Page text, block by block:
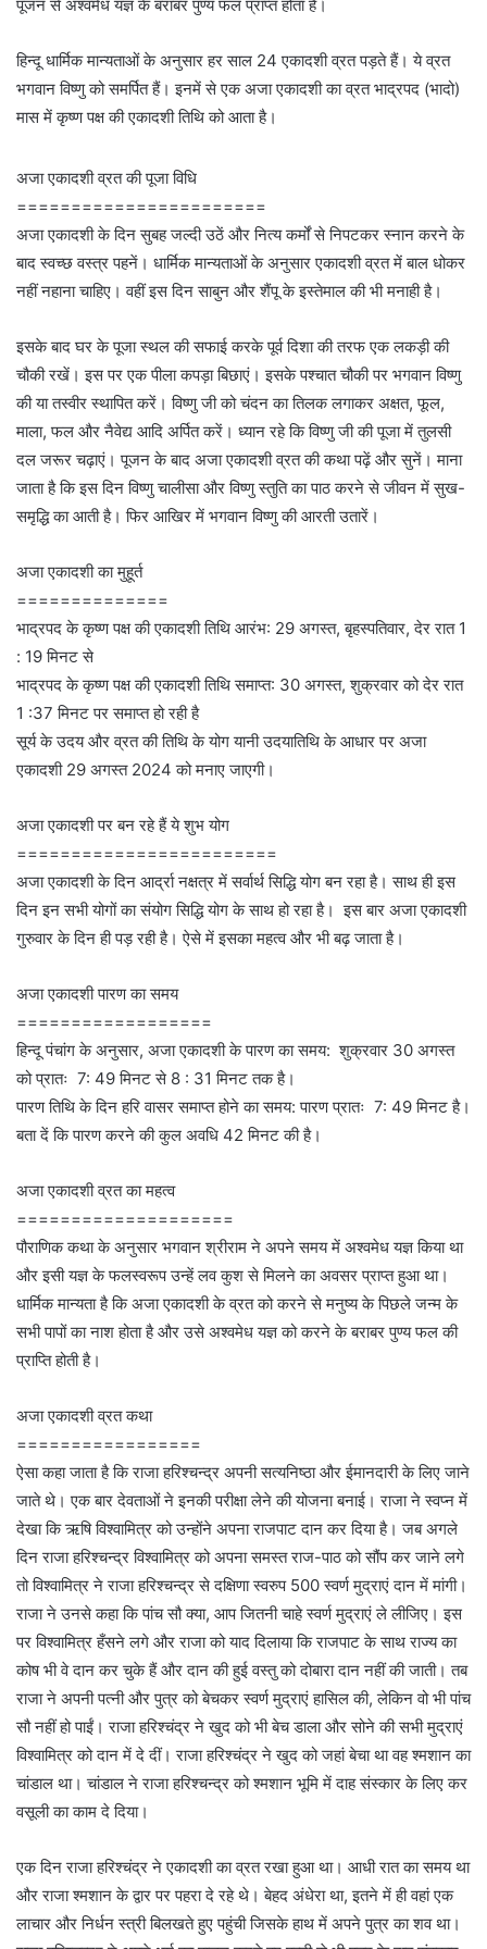
पूजन से अश्वमेध यज्ञ के बराबर पुण्य फल प्राप्त होता है।
हिन्दू धार्मिक मान्यताओं के अनुसार हर साल 24 एकादशी व्रत पड़ते हैं। ये व्रत
भगवान विष्णु को समर्पित हैं। इनमें से एक अजा एकादशी का व्रत भाद्रपद (भादो)
मास में कृष्ण पक्ष की एकादशी तिथि को आता है।
अजा एकादशी व्रत की पूजा विधि
=======================
अजा एकादशी के दिन सुबह जल्दी उठें और नित्य कर्मों से निपटकर स्नान करने के
बाद स्वच्छ वस्त्र पहनें। धार्मिक मान्यताओं के अनुसार एकादशी व्रत में बाल धोकर
नहीं नहाना चाहिए। वहीं इस दिन साबुन और शैंपू के इस्तेमाल की भी मनाही है।
इसके बाद घर के पूजा स्थल की सफाई करके पूर्व दिशा की तरफ एक लकड़ी की
चौकी रखें। इस पर एक पीला कपड़ा बिछाएं। इसके पश्चात चौकी पर भगवान विष्णु
की या तस्वीर स्थापित करें। विष्णु जी को चंदन का तिलक लगाकर अक्षत, फूल,
माला, फल और नैवेद्य आदि अर्पित करें। ध्यान रहे कि विष्णु जी की पूजा में तुलसी
दल जरूर चढ़ाएं। पूजन के बाद अजा एकादशी व्रत की कथा पढ़ें और सुनें। माना
जाता है कि इस दिन विष्णु चालीसा और विष्णु स्तुति का पाठ करने से जीवन में सुख-
समृद्धि का आती है। फिर आखिर में भगवान विष्णु की आरती उतारें।
अजा एकादशी का मुहूर्त
==============
भाद्रपद के कृष्ण पक्ष की एकादशी तिथि आरंभ: 29 अगस्त, बृहस्पतिवार, देर रात 1
: 19 मिनट से
भाद्रपद के कृष्ण पक्ष की एकादशी तिथि समाप्त: 30 अगस्त, शुक्रवार को देर रात
1 :37 मिनट पर समाप्त हो रही है
सूर्य के उदय और व्रत की तिथि के योग यानी उदयातिथि के आधार पर अजा
एकादशी 29 अगस्त 2024 को मनाए जाएगी।
अजा एकादशी पर बन रहे हैं ये शुभ योग
========================
अजा एकादशी के दिन आर्द्रा नक्षत्र में सर्वार्थ सिद्धि योग बन रहा है। साथ ही इस
दिन इन सभी योगों का संयोग सिद्धि योग के साथ हो रहा है। इस बार अजा एकादशी
गुरुवार के दिन ही पड़ रही है। ऐसे में इसका महत्व और भी बढ़ जाता है।
अजा एकादशी पारण का समय
==================
हिन्दू पंचांग के अनुसार, अजा एकादशी के पारण का समय: शुक्रवार 30 अगस्त
को प्रातः 7: 49 मिनट से 8 : 31 मिनट तक है।
पारण तिथि के दिन हरि वासर समाप्त होने का समय: पारण प्रातः 7: 49 मिनट है।
बता दें कि पारण करने की कुल अवधि 42 मिनट की है।
अजा एकादशी व्रत का महत्व
====================
पौराणिक कथा के अनुसार भगवान श्रीराम ने अपने समय में अश्वमेध यज्ञ किया था
और इसी यज्ञ के फलस्वरूप उन्हें लव कुश से मिलने का अवसर प्राप्त हुआ था।
धार्मिक मान्यता है कि अजा एकादशी के व्रत को करने से मनुष्य के पिछले जन्म के
सभी पापों का नाश होता है और उसे अश्वमेध यज्ञ को करने के बराबर पुण्य फल की
प्राप्ति होती है।
अजा एकादशी व्रत कथा
=================
ऐसा कहा जाता है कि राजा हरिश्चन्द्र अपनी सत्यनिष्ठा और ईमानदारी के लिए जाने
जाते थे। एक बार देवताओं ने इनकी परीक्षा लेने की योजना बनाई। राजा ने स्वप्न में
देखा कि ऋषि विश्वामित्र को उन्होंने अपना राजपाट दान कर दिया है। जब अगले
दिन राजा हरिश्चन्द्र विश्वामित्र को अपना समस्त राज-पाठ को सौंप कर जाने लगे
तो विश्वामित्र ने राजा हरिश्चन्द्र से दक्षिणा स्वरुप 500 स्वर्ण मुद्राएं दान में मांगी।
राजा ने उनसे कहा कि पांच सौ क्या, आप जितनी चाहे स्वर्ण मुद्राएं ले लीजिए। इस
पर विश्वामित्र हँसने लगे और राजा को याद दिलाया कि राजपाट के साथ राज्य का
कोष भी वे दान कर चुके हैं और दान की हुई वस्तु को दोबारा दान नहीं की जाती। तब
राजा ने अपनी पत्नी और पुत्र को बेचकर स्वर्ण मुद्राएं हासिल की, लेकिन वो भी पांच
सौ नहीं हो पाईं। राजा हरिश्चंद्र ने खुद को भी बेच डाला और सोने की सभी मुद्राएं
विश्वामित्र को दान में दे दीं। राजा हरिश्चंद्र ने खुद को जहां बेचा था वह श्मशान का
चांडाल था। चांडाल ने राजा हरिश्चन्द्र को श्मशान भूमि में दाह संस्कार के लिए कर
वसूली का काम दे दिया।
एक दिन राजा हरिश्चंद्र ने एकादशी का व्रत रखा हुआ था। आधी रात का समय था
और राजा श्मशान के द्वार पर पहरा दे रहे थे। बेहद अंधेरा था, इतने में ही वहां एक
लाचार और निर्धन स्त्री बिलखते हुए पहुंची जिसके हाथ में अपने पुत्र का शव था।